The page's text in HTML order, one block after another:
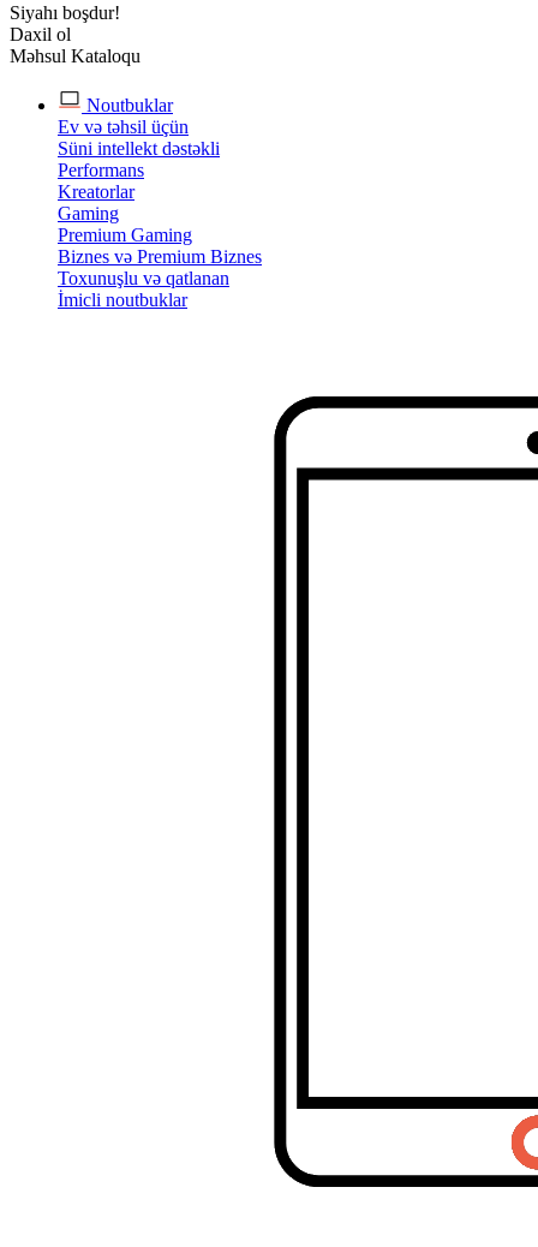
Siyahı boşdur!
Daxil ol
Məhsul Kataloqu
Noutbuklar
Ev və təhsil üçün
Süni intellekt dəstəkli
Performans
Kreatorlar
Gaming
Premium Gaming
Biznes və Premium Biznes
Toxunuşlu və qatlanan
İmicli noutbuklar